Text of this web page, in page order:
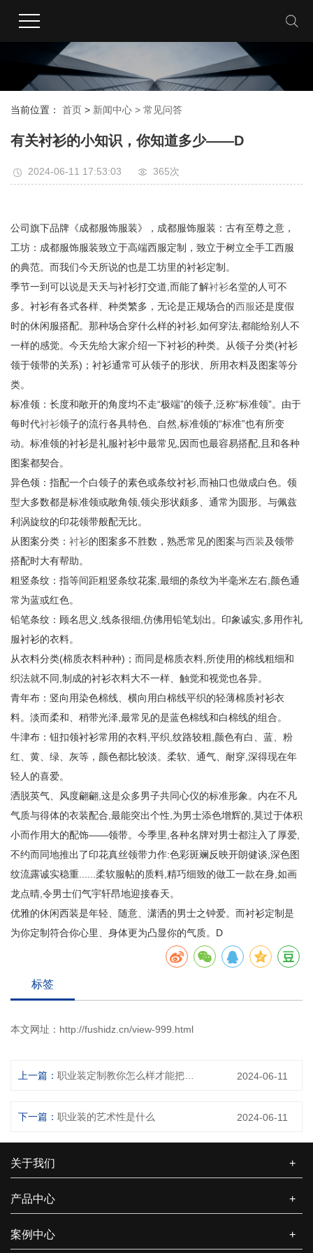
当前位置： 首页 > 新闻中心 > 常见问答
有关衬衫的小知识，你知道多少——D
2024-06-11 17:53:03 365次
公司旗下品牌《成都服饰服装》，成都服饰服装：古有至尊之意，
工坊：成都服饰服装致立于高端西服定制，致立于树立全手工西服
的典范。而我们今天所说的也是工坊里的衬衫定制。
季节一到可以说是天天与衬衫打交道,而能了解衬衫名堂的人可不
多。衬衫有各式各样、种类繁多，无论是正规场合的西服还是度假
时的休闲服搭配。那种场合穿什么样的衬衫,如何穿法,都能给别人不
一样的感觉。今天先给大家介绍一下衬衫的种类。从领子分类(衬衫
领于领带的关系)；衬衫通常可从领子的形状、所用衣料及图案等分
类。
标准领：长度和敞开的角度均不走“极端”的领子,泛称“标准领”。由于
每时代衬衫领子的流行各具特色、自然,标准领的“标准”也有所变
动。标准领的衬衫是礼服衬衫中最常见,因而也最容易搭配,且和各种
图案都契合。
异色领：指配一个白领子的素色或条纹衬衫,而袖口也做成白色。领
型大多数都是标准领或敞角领,领尖形状颇多、通常为圆形。与佩兹
利涡旋纹的印花领带般配无比。
从图案分类： 衬衫的图案多不胜数，熟悉常见的图案与西装及领带
搭配时大有帮助。
粗竖条纹：指等间距粗竖条纹花案,最细的条纹为半毫米左右,颜色通
常为蓝或红色。
铅笔条纹：顾名思义,线条很细,仿佛用铅笔划出。印象诚实,多用作礼
服衬衫的衣料。
从衣料分类(棉质衣料种种)；而同是棉质衣料,所使用的棉线粗细和
织法就不同,制成的衬衫衣料大不一样、触觉和视觉也各异。
青年布：竖向用染色棉线、横向用白棉线平织的轻薄棉质衬衫衣
料。淡而柔和、稍带光泽,最常见的是蓝色棉线和白棉线的组合。
牛津布：钮扣领衬衫常用的衣料,平织,纹路较粗,颜色有白、蓝、粉
红、黄、绿、灰等，颜色都比较淡。柔软、通气、耐穿,深得现在年
轻人的喜爱。
洒脱英气、风度翩翩,这是众多男子共同心仪的标准形象。内在不凡
气质与得体的衣装配合,最能突出个性,为男士添色增辉的,莫过于体积
小而作用大的配饰——领带。今季里,各种名牌对男士都注入了厚爱,
不约而同地推出了印花真丝领带力作:色彩斑斓反映开朗健谈,深色图
纹流露诚实稳重......柔软服帖的质料,精巧细致的做工一款在身,如画
龙点晴,令男士们气宇轩昂地迎接春天。
优雅的休闲西装是年轻、随意、潇洒的男士之钟爱。而衬衫定制是
为你定制符合你心里、身体更为凸显你的气质。D
标签
本文网址： http://fushidz.cn/view-999.html
上一篇： 2024-06-11
下一篇： 职业装的艺术性是什么 2024-06-11
关于我们 +
产品中心 +
案例中心 +